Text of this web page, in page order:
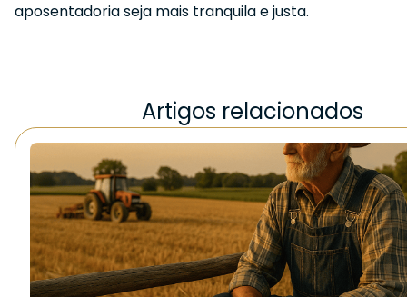
aposentadoria seja mais tranquila e justa.
Artigos relacionados